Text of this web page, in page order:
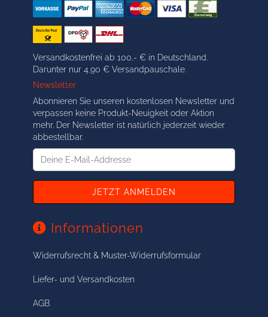
Versandkostenfrei ab 100,- € in Deutschland.
Darunter nur 4,90 € Versandpauschale.
Newsletter
Abonnieren Sie unseren kostenlosen Newsletter und
verpassen keine Produkt-Neuigkeit oder Aktion
mehr. Der Newsletter ist natürlich jederzeit wieder
abbestellbar.
Deine
Informationen
Widerrufsrecht & Muster-Widerrufsformular
Liefer- und Versandkosten
AGB